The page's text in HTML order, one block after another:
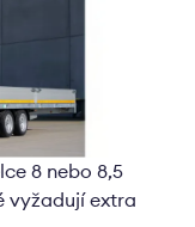
8 nebo 8,5
vyžadují extra